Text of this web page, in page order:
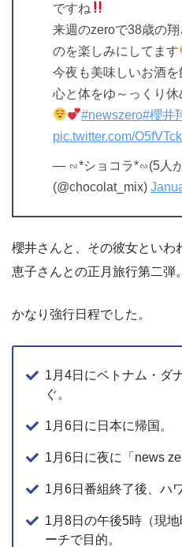
ですね
来週のzeroで38歳の
のを楽しみにしてます
今夜も美味しいお酒を
心と体をゆ～っくり
#newszero#櫻井
pic.twitter.com/
— ∽*ショコラ*∽(5人
(@chocolat_mix)
櫻井さんと、その彼女といわ
恵子さんとの正月旅行第二弾。
かなり強行日程でした。
1月4日にベトナム・ダ
ぐ。
1月6日に日本に帰国。
1月6日に夜に「news
1月6日番組終了後、ハ
1月8日の午後5時（現
ーチで目的。